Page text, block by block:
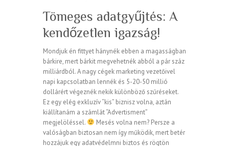
Tömeges adatgyűjtés: A
kendőzetlen igazság!
Mondjuk én fittyet hánynék ebben a magasságban
bárkire, mert bárkit megvehetnék abból a pár száz
milliárdból. A nagy cégek marketing vezetőivel
napi kapcsolatban lennék és 5-20-50 millió
dollárért végeznék nekik különböző szűréseket.
Ez egy elég exkluzív “kis” biznisz volna, aztán
kiállítanám a számlát “Advertisment”
megjelöléssel.
Mesés volna nem? Persze a
valóságban biztosan nem így működik, mert betér
hozzájuk egy adatvédelmni biztos és rögtön